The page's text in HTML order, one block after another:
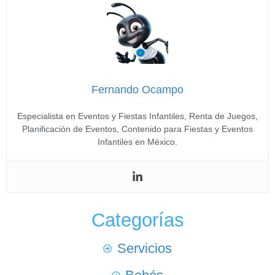
Fernando Ocampo
Especialista en Eventos y Fiestas Infantiles, Renta de Juegos,
Planificación de Eventos, Contenido para Fiestas y Eventos
Infantiles en México.
Categorías
Servicios